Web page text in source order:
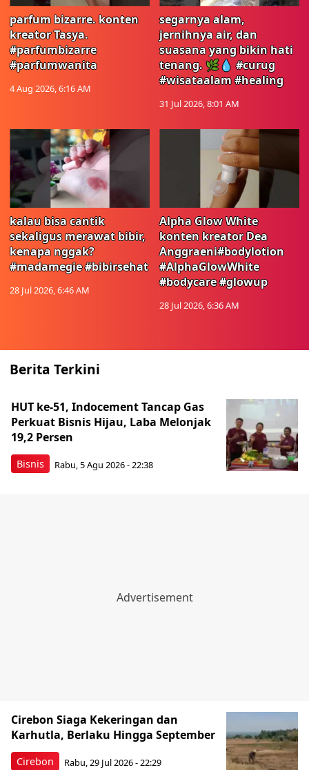
parfum bizarre. konten
kreator Tasya.
#parfumbizarre
#parfumwanita
4 Aug 2026, 6:16 AM
segarnya alam,
jernihnya air, dan
suasana yang bikin hati
tenang. 🌿💧 #curug
#wisataalam #healing
31 Jul 2026, 8:01 AM
kalau bisa cantik
sekaligus merawat bibir,
kenapa nggak?
#madamegie #bibirsehat
28 Jul 2026, 6:46 AM
Alpha Glow White
konten kreator Dea
Anggraeni#bodylotion
#AlphaGlowWhite
#bodycare #glowup
28 Jul 2026, 6:36 AM
Berita Terkini
Bisnis
HUT ke-51, Indocement Tancap Gas
Perkuat Bisnis Hijau, Laba Melonjak
19,2 Persen
Rabu, 5 Agu 2026 - 22:38
Cirebon
Cirebon Siaga Kekeringan dan
Karhutla, Berlaku Hingga September
Rabu, 29 Jul 2026 - 22:29